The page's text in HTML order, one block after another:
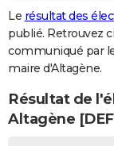
Destinations
City break
Voyage nature
Voyage de noces
Forum
Climat
+
PHOTO
GUIDES D'ACHAT
CARTE DE VOEUX
Carte de Noël
Carte Bonne année
Carte Saint-Valentin
Carte Pâques
Carte d'anniversaire
Le résultat des
publié. Retrouvez
communiqué par
maire d'Altagène.
Résultat de
Altagène